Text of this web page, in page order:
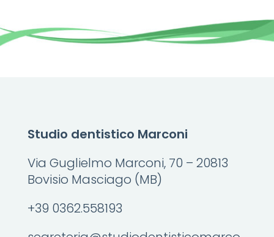
Studio dentistico Marconi
Via Guglielmo Marconi, 70 – 20813
Bovisio Masciago (MB)
+39 0362.558193